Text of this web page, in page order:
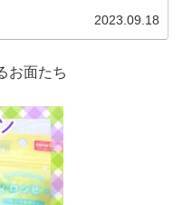
2023.09.18
お面たち